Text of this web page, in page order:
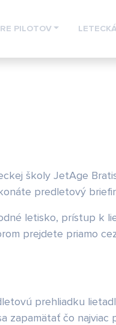
PILOTOV
školy JetAge
predletový
letisko, prístup k
prejdete priamo
prehliadku
zapamätať čo najviac